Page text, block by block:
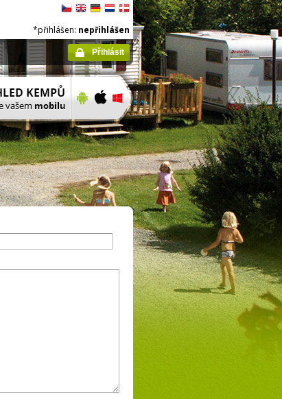
*přihlášen: nepřihlášen
Přihlásit